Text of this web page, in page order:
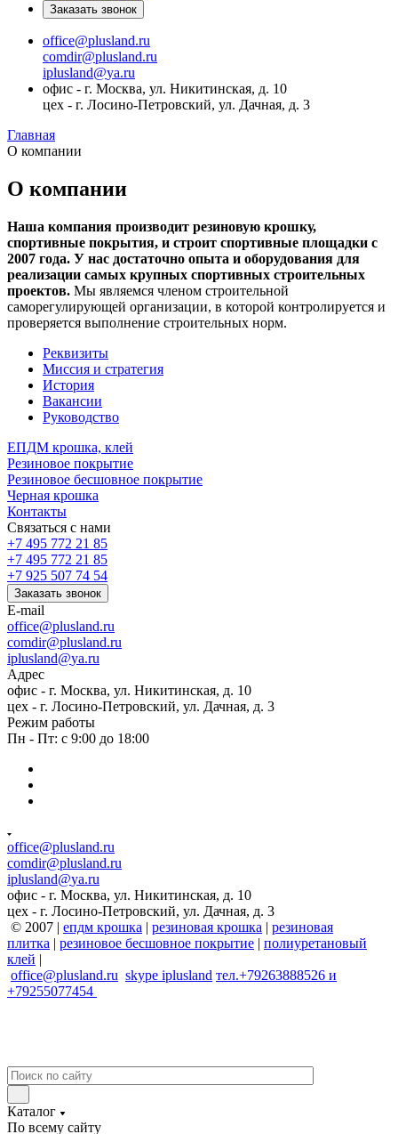
Заказать звонок
office@plusland.ru
comdir@plusland.ru
iplusland@ya.ru
офис - г. Москва, ул. Никитинская, д. 10
цех - г. Лосино-Петровский, ул. Дачная, д. 3
Главная
О компании
О компании
Наша компания производит резиновую крошку,
спортивные покрытия, и строит спортивные площадки с
2007 года. У нас достаточно опыта и оборудования для
реализации самых крупных спортивных строительных
проектов. Мы являемся членом строительной
саморегулирующей организации, в которой контролируется и
проверяется выполнение строительных норм.
Реквизиты
Миссия и стратегия
История
Вакансии
Руководство
ЕПДМ крошка, клей
Резиновое покрытие
Резиновое бесшовное покрытие
Черная крошка
Контакты
Связаться с нами
+7 495 772 21 85
+7 495 772 21 85
+7 925 507 74 54
Заказать звонок
E-mail
office@plusland.ru
comdir@plusland.ru
iplusland@ya.ru
Адрес
офис - г. Москва, ул. Никитинская, д. 10
цех - г. Лосино-Петровский, ул. Дачная, д. 3
Режим работы
Пн - Пт: с 9:00 до 18:00
office@plusland.ru
comdir@plusland.ru
iplusland@ya.ru
офис - г. Москва, ул. Никитинская, д. 10
цех - г. Лосино-Петровский, ул. Дачная, д. 3
© 2007 | епдм крошка | резиновая крошка | резиновая
плитка | резиновое бесшовное покрытие | полиуретановый
клей |
office@plusland.ru skype iplusland тел.+79263888526 и
+79255077454
Каталог
По всему сайту